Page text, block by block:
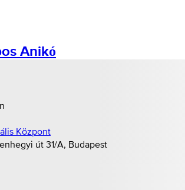
Anikó
Központ
út 31/A, Budapest